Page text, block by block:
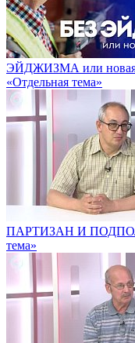
ЭЙДЖИЗМА или новая
«Отдельная тема»
ПАРТИЗАН И
тема»